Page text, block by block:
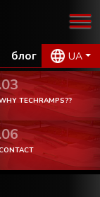
блог UA
TECHRAMPS??